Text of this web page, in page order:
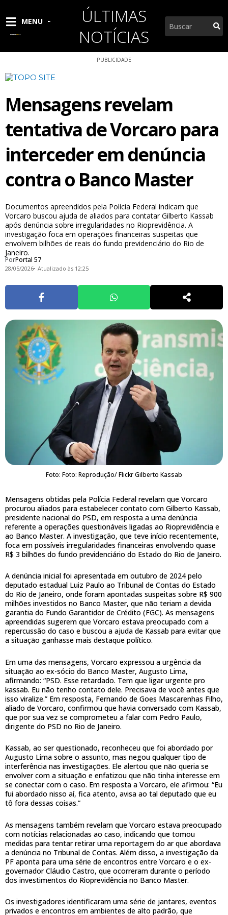
MENU
ÚLTIMAS
NOTÍCIAS
Pesquisar
PUBLICIDADE
Mensagens revelam
tentativa de Vorcaro para
interceder em denúncia
contra o Banco Master
Documentos apreendidos pela Polícia Federal indicam que
Vorcaro buscou ajuda de aliados para contatar Gilberto Kassab
após denúncia sobre irregularidades no Rioprevidência. A
investigação foca em operações financeiras suspeitas que
envolvem bilhões de reais do fundo previdenciário do Rio de
Janeiro.
PorPortal 57
28/05/2026 Atualizado às 12:25
Foto: Foto: Reprodução/ Flickr Gilberto Kassab
Mensagens obtidas pela Polícia Federal revelam que Vorcaro
procurou aliados para estabelecer contato com Gilberto Kassab,
presidente nacional do PSD, em resposta a uma denúncia
referente a operações questionáveis ligadas ao Rioprevidência e
ao Banco Master. A investigação, que teve início recentemente,
foca em possíveis irregularidades financeiras envolvendo quase
R$ 3 bilhões do fundo previdenciário do Estado do Rio de Janeiro.
A denúncia inicial foi apresentada em outubro de 2024 pelo
deputado estadual Luiz Paulo ao Tribunal de Contas do Estado
do Rio de Janeiro, onde foram apontadas suspeitas sobre R$ 900
milhões investidos no Banco Master, que não teriam a devida
garantia do Fundo Garantidor de Crédito (FGC). As mensagens
apreendidas sugerem que Vorcaro estava preocupado com a
repercussão do caso e buscou a ajuda de Kassab para evitar que
a situação ganhasse mais destaque político.
Em uma das mensagens, Vorcaro expressou a urgência da
situação ao ex-sócio do Banco Master, Augusto Lima,
afirmando: “PSD. Esse retardado. Tem que ligar urgente pro
kassab. Eu não tenho contato dele. Precisava de você antes que
isso viralize.” Em resposta, Fernando de Goes Mascarenhas Filho,
aliado de Vorcaro, confirmou que havia conversado com Kassab,
que por sua vez se comprometeu a falar com Pedro Paulo,
dirigente do PSD no Rio de Janeiro.
Kassab, ao ser questionado, reconheceu que foi abordado por
Augusto Lima sobre o assunto, mas negou qualquer tipo de
interferência nas investigações. Ele alertou que não queria se
envolver com a situação e enfatizou que não tinha interesse em
se conectar com o caso. Em resposta a Vorcaro, ele afirmou: “Eu
fui abordado nisso aí, fica atento, avisa ao tal deputado que eu
tô fora dessas coisas.”
As mensagens também revelam que Vorcaro estava preocupado
com notícias relacionadas ao caso, indicando que tomou
medidas para tentar retirar uma reportagem do ar que abordava
a denúncia no Tribunal de Contas. Além disso, a investigação da
PF aponta para uma série de encontros entre Vorcaro e o ex-
governador Cláudio Castro, que ocorreram durante o período
dos investimentos do Rioprevidência no Banco Master.
Os investigadores identificaram uma série de jantares, eventos
privados e encontros em ambientes de alto padrão, que